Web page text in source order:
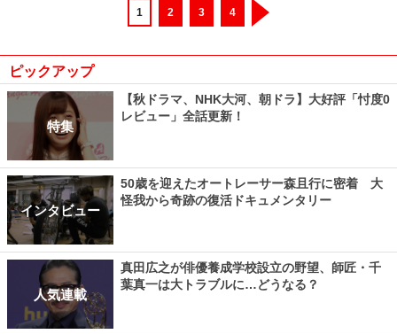
1 2 3 4
ピックアップ
特集
【秋ドラマ、NHK大河、朝ドラ】大好評「忖度0
レビュー」全話更新！
インタビュー
50歳を迎えたオートレーサー森且行に密着 大
怪我から奇跡の復活ドキュメンタリー
人気連載
真田広之が俳優養成学校設立の野望、師匠・千
葉真一は大トラブルに…どうなる？